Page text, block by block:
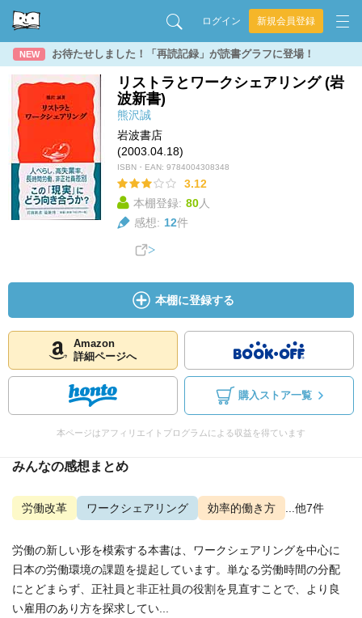
ログイン 新規会員登録
NEW お待たせしました！「再読記録」が読書グラフに登場！
リストラとワークシェアリング (岩
波新書)
熊沢誠
岩波書店
(2003.04.18)
ISBN・EAN: 9784004308348
3.12
本棚登録: 80人
感想: 12件
本棚に登録する
Amazon
詳細ページへ
購入ストア一覧
本ページはアフィリエイトプログラムによる収益を得ています
みんなの感想まとめ
労働改革 ワークシェアリング 効率的働き方 ...他7件
労働の新しい形を模索する本書は、ワークシェアリングを中心に
日本の労働環境の課題を提起しています。単なる労働時間の分配
にとどまらず、正社員と非正社員の役割を見直すことで、より良
い雇用のあり方を探求してい...